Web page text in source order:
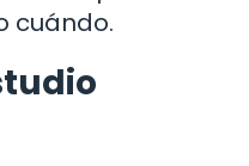
cuándo.